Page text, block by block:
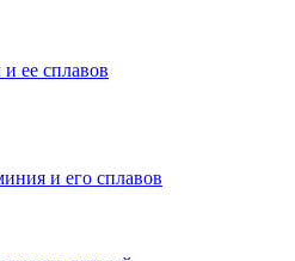
ее сплавов
и его сплавов